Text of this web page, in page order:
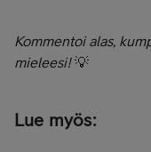
Kommentoi alas,
mieleesi!💡
Lue myös: